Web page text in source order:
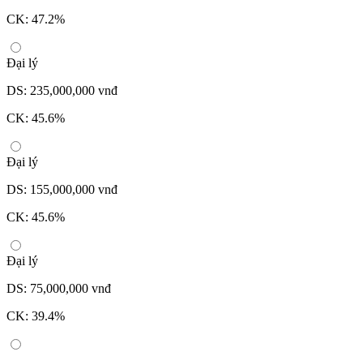
CK: 47.2%
Đại lý
DS: 235,000,000 vnđ
CK: 45.6%
Đại lý
DS: 155,000,000 vnđ
CK: 45.6%
Đại lý
DS: 75,000,000 vnđ
CK: 39.4%